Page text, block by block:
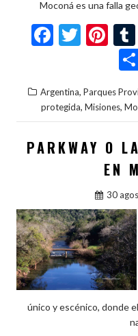
Moconá es una falla
F
b
o
o
T
er
Pi
nt
er
es
t
Argentina, Parques
protegida, Misiones,
PARKWAY O
EN
30
único y escénico, donde